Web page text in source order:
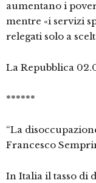
aumentano i
mentre «i servizi
relegati solo a
La Repubblica
******
“La
Francesco
In Italia il tasso di